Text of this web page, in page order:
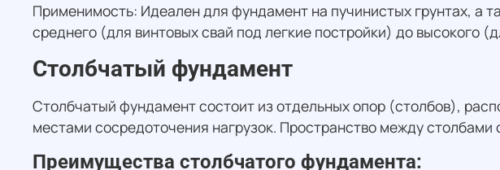
Применимость: Идеален для фундамент на пучинистых грунтах, а
среднего (для винтовых свай под легкие постройки) до высокого
Столбчатый фундамент
Столбчатый фундамент состоит из отдельных опор (столбов),
местами сосредоточения нагрузок. Пространство между
Преимущества столбчатого фундамента: